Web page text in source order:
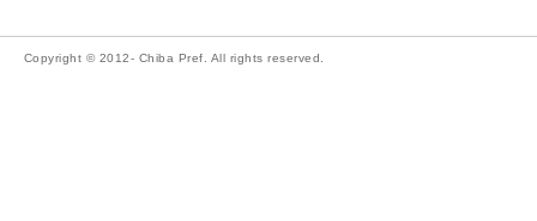
Copyright © 2012- Chiba Pref. All rights reserved.